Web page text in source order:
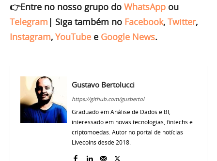
👉Entre no nosso grupo do WhatsApp ou
Telegram | Siga também no Facebook, Twitter,
Instagram, YouTube e Google News.
Gustavo Bertolucci
https://github.com/gusbertol
Graduado em Análise de Dados e BI,
interessado em novas tecnologias, fintechs e
criptomoedas. Autor no portal de notícias
Livecoins desde 2018.